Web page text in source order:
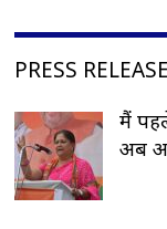
PRESS
मैं
अब